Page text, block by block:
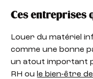
Ces entreprises
Louer du matériel
comme une bonne
un atout important
RH ou le bien-être